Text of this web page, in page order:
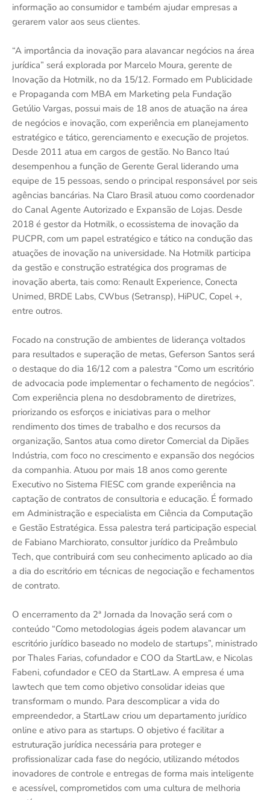
informação ao consumidor e também ajudar empresas a
gerarem valor aos seus clientes.
“A importância da inovação para alavancar negócios na área
jurídica” será explorada por Marcelo Moura, gerente de
Inovação da Hotmilk, no da 15/12. Formado em Publicidade
e Propaganda com MBA em Marketing pela Fundação
Getúlio Vargas, possui mais de 18 anos de atuação na área
de negócios e inovação, com experiência em planejamento
estratégico e tático, gerenciamento e execução de projetos.
Desde 2011 atua em cargos de gestão. No Banco Itaú
desempenhou a função de Gerente Geral liderando uma
equipe de 15 pessoas, sendo o principal responsável por seis
agências bancárias. Na Claro Brasil atuou como coordenador
do Canal Agente Autorizado e Expansão de Lojas. Desde
2018 é gestor da Hotmilk, o ecossistema de inovação da
PUCPR, com um papel estratégico e tático na condução das
atuações de inovação na universidade. Na Hotmilk participa
da gestão e construção estratégica dos programas de
inovação aberta, tais como: Renault Experience, Conecta
Unimed, BRDE Labs, CWbus (Setransp), HiPUC, Copel +,
entre outros.
Focado na construção de ambientes de liderança voltados
para resultados e superação de metas, Geferson Santos será
o destaque do dia 16/12 com a palestra “Como um escritório
de advocacia pode implementar o fechamento de negócios”.
Com experiência plena no desdobramento de diretrizes,
priorizando os esforços e iniciativas para o melhor
rendimento dos times de trabalho e dos recursos da
organização, Santos atua como diretor Comercial da Dipães
Indústria, com foco no crescimento e expansão dos negócios
da companhia. Atuou por mais 18 anos como gerente
Executivo no Sistema FIESC com grande experiência na
captação de contratos de consultoria e educação. É formado
em Administração e especialista em Ciência da Computação
e Gestão Estratégica. Essa palestra terá participação especial
de Fabiano Marchiorato, consultor jurídico da Preâmbulo
Tech, que contribuirá com seu conhecimento aplicado ao dia
a dia do escritório em técnicas de negociação e fechamentos
de contrato.
O encerramento da 2ª Jornada da Inovação será com o
conteúdo “Como metodologias ágeis podem alavancar um
escritório jurídico baseado no modelo de startups”, ministrado
por Thales Farias, cofundador e COO da StartLaw, e Nicolas
Fabeni, cofundador e CEO da StartLaw. A empresa é uma
lawtech que tem como objetivo consolidar ideias que
transformam o mundo. Para descomplicar a vida do
empreendedor, a StartLaw criou um departamento jurídico
online e ativo para as startups. O objetivo é facilitar a
estruturação jurídica necessária para proteger e
profissionalizar cada fase do negócio, utilizando métodos
inovadores de controle e entregas de forma mais inteligente
e acessível, comprometidos com uma cultura de melhoria